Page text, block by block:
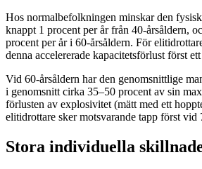
Hos normalbefolkningen minskar den
knappt 1 procent per år från 40-årsåldern,
procent per år i 60-årsåldern. För
denna accelererade kapacitetsförlust först
Vid 60-årsåldern har den genomsnittlige
i genomsnitt cirka 35–50 procent av sin
förlusten av explosivitet (mätt med ett
elitidrottare sker motsvarande tapp först vid
Stora individuella